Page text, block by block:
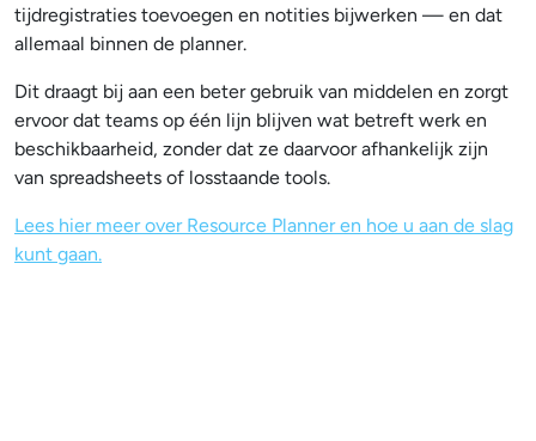
tijdregistraties toevoegen en notities bijwerken — en dat
allemaal binnen de planner.
Dit draagt bij aan een beter gebruik van middelen en zorgt
ervoor dat teams op één lijn blijven wat betreft werk en
beschikbaarheid, zonder dat ze daarvoor afhankelijk zijn
van spreadsheets of losstaande tools.
Lees hier meer over Resource Planner en hoe u aan de slag
kunt gaan.